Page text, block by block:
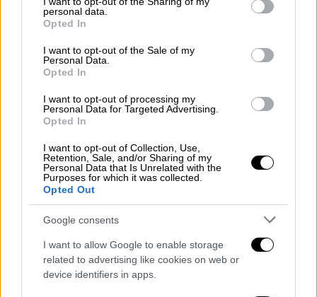
grant or deny consent to Google and its third-party tags to
use your data for below specified purposes in below Google
consent section.
personal data.
Opted In
I want to opt-out of the Sale of my
Personal Data.
Opted In
I want to opt-out of processing my
Personal Data for Targeted Advertising.
Opted In
I want to opt-out of Collection, Use,
Retention, Sale, and/or Sharing of my
Personal Data that Is Unrelated with the
Purposes for which it was collected.
Opted Out
Google consents
I want to allow Google to enable storage
related to advertising like cookies on web or
device identifiers in apps.
Όλα τα νεόδμητα ακίνητα με άδεια
οικοδομής μέχρι και τα τέλη του 2022 θα
πωλούνται χωρίς ΦΠΑ 24%. Αυτό σημαίνει
ότι θα επιβαρύνονται με φόρο μεταβίβασης
3% ο οποίος επιβάλλεται σήμερα στην αγορά
πρώτης κατοικίας εφόσον η αξία της
πωλήσεις «μεταχειρισμένων» ακινήτων. Η
αναστολή της επιβολής του ΦΠΑ θα ισχύσει
για όλα τα κτίσματα τα οποία έχουν
οικοδομικές άδειες που εκδόθηκαν από την
1η Ιανουαρίου 2006 και μετά και είτε έχουν
παραμείνει ημιτελή μέχρι σήμερα είτε έχουν
αποπερατωθεί αλλά έχουν μείνει μέχρι
σήμερα απούλητα.